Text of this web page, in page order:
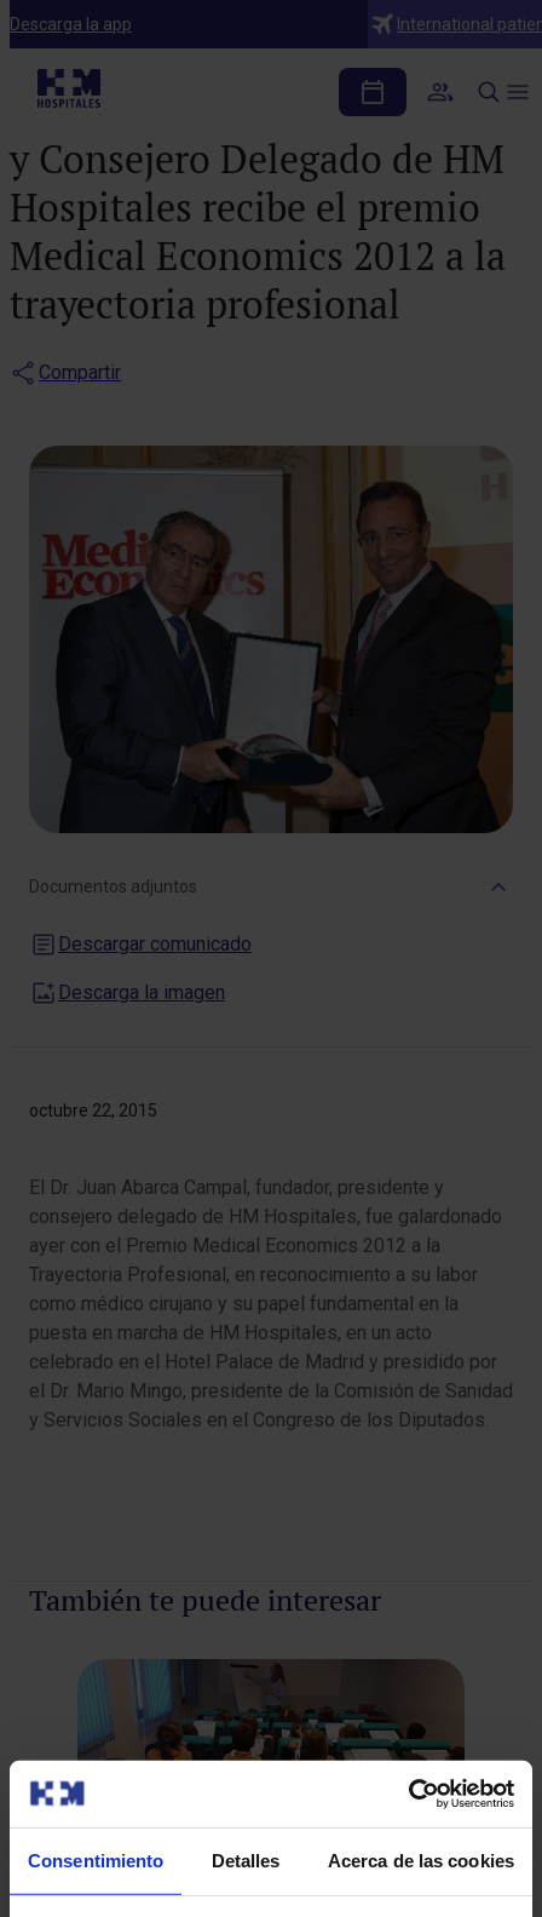
Consentimiento Detalles Acerca de las cookies
Descarga la app International
Notas de prensa
El Dr. Juan Abarca
Campal, fundador, Presidente
y Consejero Delegado de HM
Hospitales recibe el premio
Medical Economics 2012 a la
trayectoria profesional
Compartir
octubre 22, 2015
El Dr. Juan Abarca Campal, fundador, presidente y
consejero delegado de HM Hospitales, fue galardonado
ayer con el Premio Medical Economics 2012 a la
Trayectoria Profesional, en reconocimiento a su labor
como médico cirujano y su papel fundamental en la
puesta en marcha de HM Hospitales, en un acto
celebrado en el Hotel Palace de Madrid y presidido por
el Dr. Mario Mingo, presidente de la Comisión de Sanidad
y Servicios Sociales en el Congreso de los Diputados.
Documentos adjuntos
Descargar comunicado
Descarga la imagen
También te puede interesar
Visita de alumnos del Colegio Santa Teresa
de León
Un grupo de treinta alumnos de primaria del Colegio